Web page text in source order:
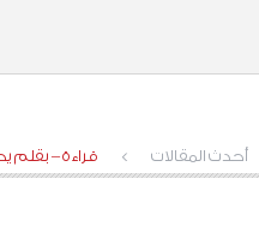
أحدث المقالات > قراءة – بقلم